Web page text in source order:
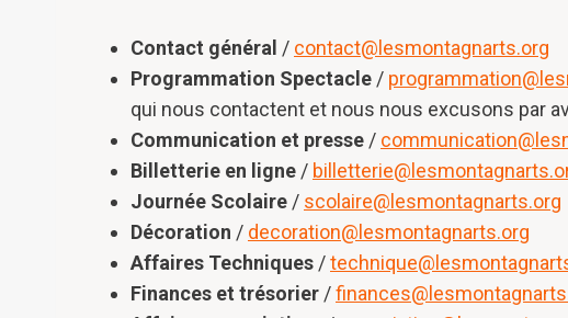
Contact général / contact@lesmontagnarts.org
Programmation Spectacle /
qui nous contactent et nous nous excusons par
Communication et presse /
Billetterie en ligne /
Journée Scolaire / scolaire@lesmontagnarts.org
Décoration / decoration@lesmontagnarts.org
Affaires Techniques /
Finances et trésorier /